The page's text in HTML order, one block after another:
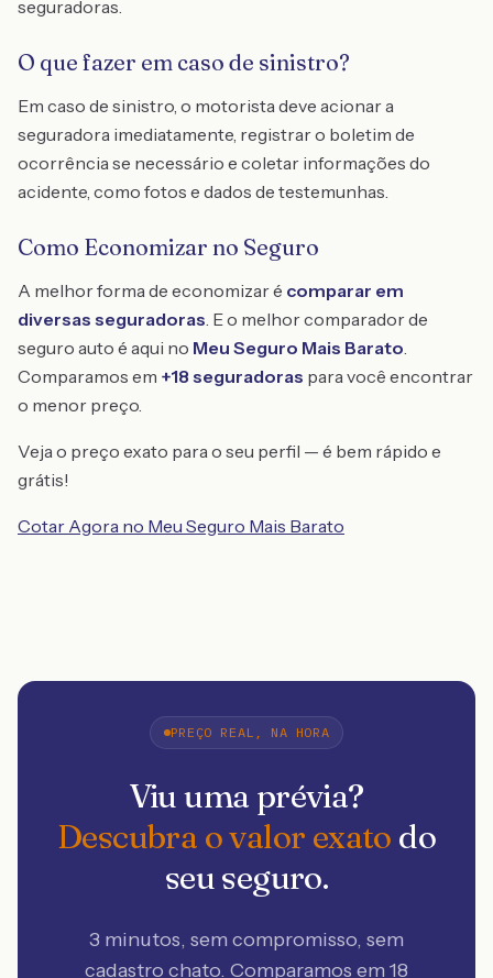
seguradoras.
O que fazer em caso de sinistro?
Em caso de sinistro, o motorista deve acionar a
seguradora imediatamente, registrar o boletim de
ocorrência se necessário e coletar informações do
acidente, como fotos e dados de testemunhas.
Como Economizar no Seguro
A melhor forma de economizar é comparar em
diversas seguradoras. E o melhor comparador de
seguro auto é aqui no Meu Seguro Mais Barato.
Comparamos em +18 seguradoras para você encontrar
o menor preço.
Veja o preço exato para o seu perfil — é bem rápido e
grátis!
Cotar Agora no Meu Seguro Mais Barato
PREÇO REAL, NA HORA
Viu uma prévia?
Descubra o valor exato do
seu seguro.
3 minutos, sem compromisso, sem
cadastro chato. Comparamos em 18